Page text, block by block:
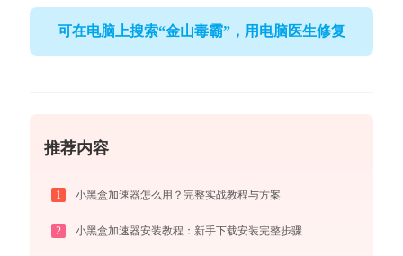
可在电脑上搜索“金山毒霸”，用电脑医生修复
推荐内容
1 小黑盒加速器怎么用？完整实战教程与方案
2 小黑盒加速器安装教程：新手下载安装完整步骤